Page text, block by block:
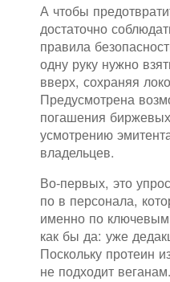
А чтобы
достаточно
правила
одну руку нужно
вверх, сохраняя
Предусмотрена
погашения
усмотрению
владельцев.
Во-первых, это
по в персонала,
именно по
как бы да: уже
Поскольку протеин
не подходит веганам.